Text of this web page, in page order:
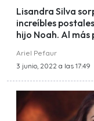
Lisandra Silva
increíbles
hijo Noah. Al más
Ariel Pefaur
3 junio, 2022 a las 17:49